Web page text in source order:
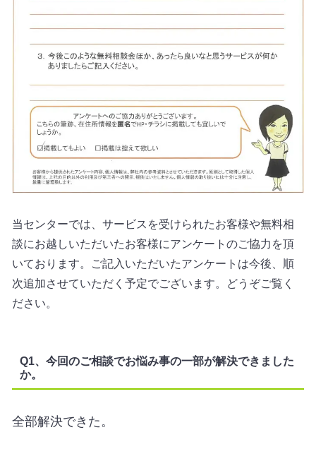
当センターでは、サービスを受けられたお客様や無料相
談にお越しいただいたお客様にアンケートのご協力を頂
いております。ご記入いただいたアンケートは今後、順
次追加させていただく予定でございます。どうぞご覧く
ださい。
Q1、今回のご相談でお悩み事の一部が解決できました
か。
全部解決できた。